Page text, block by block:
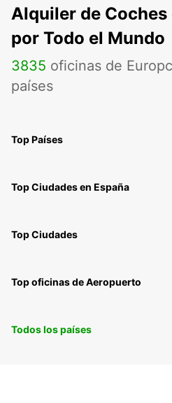
Alquiler de
por Todo el Mundo
3835 oficinas de
países
Top Países
Top Ciudades en España
Top Ciudades
Top oficinas de Aeropuerto
Todos los países